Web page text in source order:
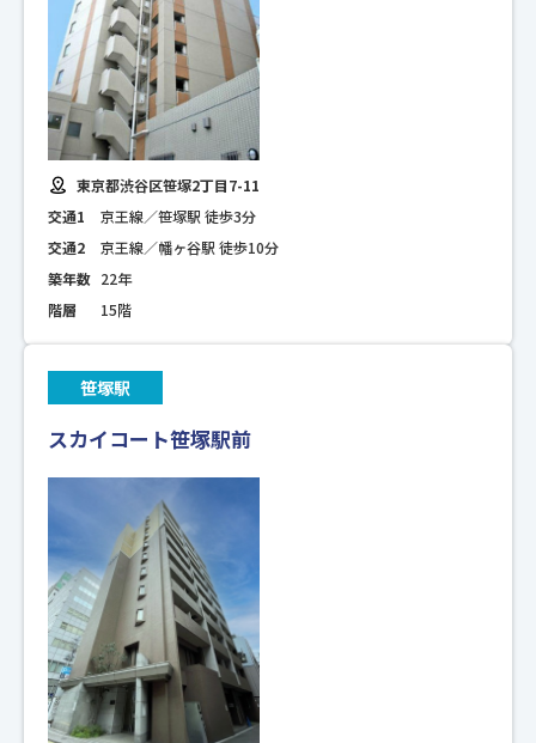
東京都渋谷区笹塚2丁目7-11
交通1
京王線／笹塚駅 徒歩3分
交通2
京王線／幡ヶ谷駅 徒歩10分
築年数 22年
階層
15階
笹塚駅
スカイコート笹塚駅前